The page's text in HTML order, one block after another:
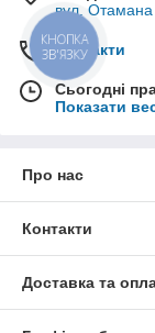
вул. Отамана
Контакти
Сьогодні
Показати
Про нас
Контакти
Доставка та
КНОПКА
ЗВ'ЯЗКУ